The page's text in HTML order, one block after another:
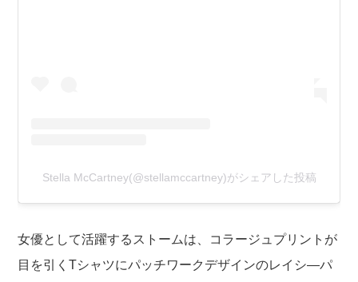
Stella McCartney(@stellamccartney)がシェアした投稿
女優として活躍するストームは、コラージュプリントが
目を引くTシャツにパッチワークデザインのレイシ―パ